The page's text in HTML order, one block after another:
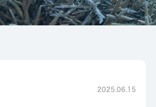
2025.06.15